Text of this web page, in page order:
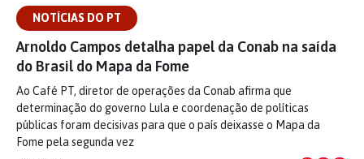
NOTÍCIAS DO PT
Arnoldo Campos detalha papel da Conab na saída
do Brasil do Mapa da Fome
Ao Café PT, diretor de operações da Conab afirma que
determinação do governo Lula e coordenação de políticas
públicas foram decisivas para que o país deixasse o Mapa da
Fome pela segunda vez